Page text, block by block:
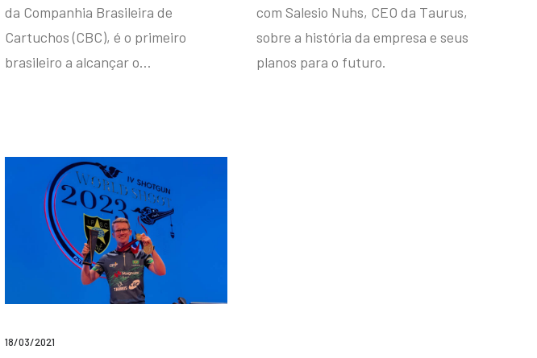
da Companhia Brasileira de
Cartuchos (CBC), é o primeiro
brasileiro a alcançar o…
com Salesio Nuhs, CEO da Taurus,
sobre a história da empresa e seus
planos para o futuro.
18/03/2021